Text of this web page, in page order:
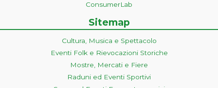
ConsumerLab
Sitemap
Cultura, Musica e Spettacolo
Eventi Folk e Rievocazioni Storiche
Mostre, Mercati e Fiere
Raduni ed Eventi Sportivi